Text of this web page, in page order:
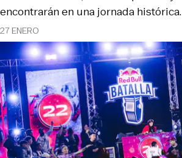
27 ENERO
encontrarán en una jornada histórica.